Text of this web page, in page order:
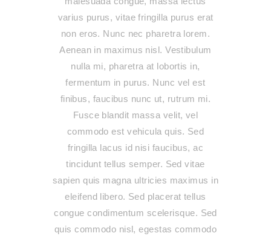
varius purus, vitae fringilla purus erat
non eros. Nunc nec pharetra lorem.
Aenean in maximus nisl. Vestibulum
nulla mi, pharetra at lobortis in,
fermentum in purus. Nunc vel est
finibus, faucibus nunc ut, rutrum mi.
Fusce blandit massa velit, vel
commodo est vehicula quis. Sed
fringilla lacus id nisi faucibus, ac
tincidunt tellus semper. Sed vitae
sapien quis magna ultricies maximus in
eleifend libero. Sed placerat tellus
congue condimentum scelerisque. Sed
quis commodo nisl, egestas commodo